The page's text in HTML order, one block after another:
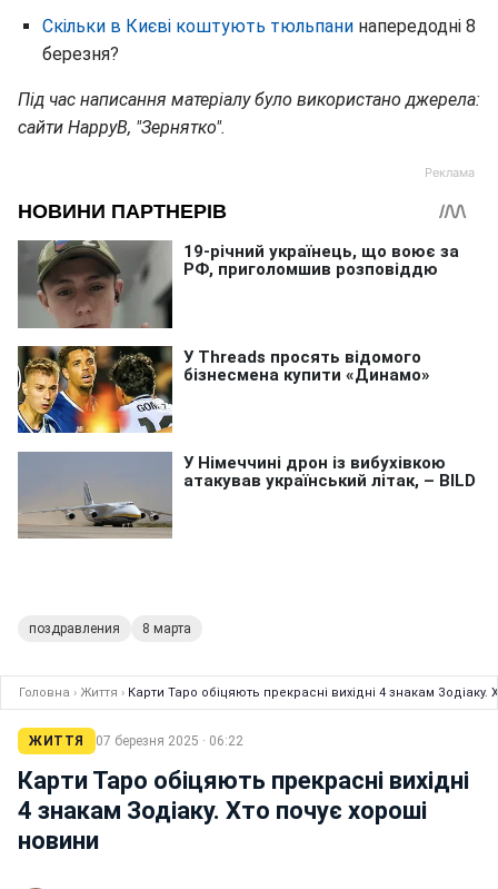
Скільки в Києві коштують тюльпани напередодні 8
березня?
Під час написання матеріалу було використано джерела:
сайти HappyB, "Зернятко".
поздравления 8 марта
Головна › Життя › Карти Таро обіцяють прекрасні вихідні 4 знакам Зодіаку.
ЖИТТЯ 07 березня 2025 · 06:22
Карти Таро обіцяють прекрасні вихідні
4 знакам Зодіаку. Хто почує хороші
новини